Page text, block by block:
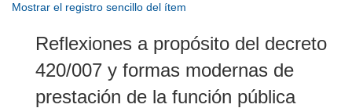
Mostrar el registro sencillo del ítem
Reflexiones a propósito del decreto
420/007 y formas modernas de
prestación de la función pública